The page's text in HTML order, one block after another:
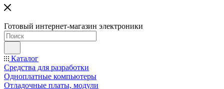
Готовый интернет-магазин электроники
Каталог
Средства для разработки
Одноплатные компьютеры
Отладочные платы, модули